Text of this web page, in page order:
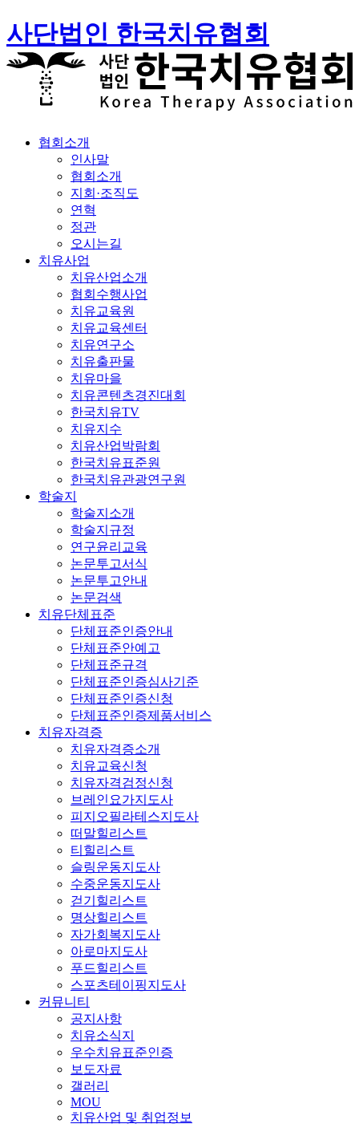
사단법인 한국치유협회
협회소개
인사말
협회소개
지회·조직도
연혁
정관
오시는길
치유사업
치유산업소개
협회수행사업
치유교육원
치유교육센터
치유연구소
치유출판물
치유마을
치유콘텐츠경진대회
한국치유TV
치유지수
치유산업박람회
한국치유표준원
한국치유관광연구원
학술지
학술지소개
학술지규정
연구윤리교육
논문투고서식
논문투고안내
논문검색
치유단체표준
단체표준인증안내
단체표준안예고
단체표준규격
단체표준인증심사기준
단체표준인증신청
단체표준인증제품서비스
치유자격증
치유자격증소개
치유교육신청
치유자격검정신청
브레인요가지도사
피지오필라테스지도사
떠말힐리스트
티힐리스트
슬링운동지도사
수중운동지도사
걷기힐리스트
명상힐리스트
자가회복지도사
아로마지도사
푸드힐리스트
스포츠테이핑지도사
커뮤니티
공지사항
치유소식지
우수치유표준인증
보도자료
갤러리
MOU
치유산업 및 취업정보